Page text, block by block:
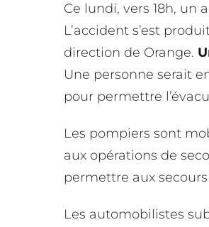
Ce lundi, vers 18h, un
L’accident s’est
direction de Orange.
Une personne serait
pour permettre
Les pompiers sont
aux opérations de
permettre aux
Les automobilistes